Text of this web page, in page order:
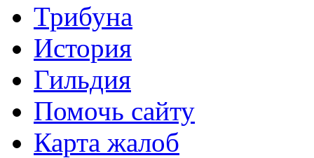
Трибуна
История
Гильдия
Помочь сайту
Карта жалоб